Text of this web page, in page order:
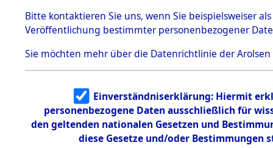
Effekten aus
dem KZ
Dachau,
Landesentsch
ädigungsamt
Effekten aus
dem KZ
Neuengamm
e
Dokument
Die Personalien des
wurden nach der
Inventarisierung und
andere Berechtigte)
Namensvarianten
FREDERIK
Bitte kontaktieren Sie uns, wenn Sie beispielsweiser
Veröffentlichung bestimmter personenbezogener
Sie möchten mehr über die Datenrichtlinie der Arolsen
Einverständniserklärung: Hiermit
personenbezogene Daten ausschließlich für
den geltenden nationalen Gesetzen und
diese Gesetze und/oder Bestimmungen